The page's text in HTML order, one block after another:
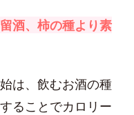
酒、柿の種より素
は、飲むお酒の種
ることでカロリー